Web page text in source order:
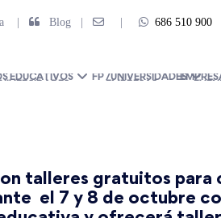
Blog | 686 510 900
EDUCATIVOS FP /UNIVERSIDADES
talleres gratuitos para
el 7 y 8 de octubre